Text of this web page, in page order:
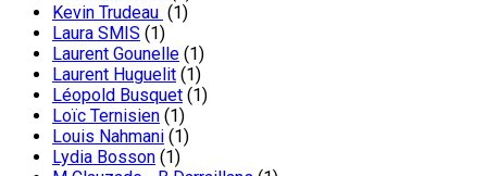
Kevin Trudeau (1)
Laura SMIS (1)
Laurent Gounelle (1)
Laurent Huguelit (1)
Léopold Busquet (1)
Loïc Ternisien (1)
Louis Nahmani (1)
Lydia Bosson (1)